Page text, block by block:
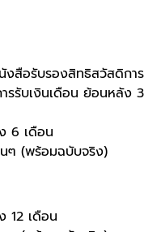
สือรับรองสิทธิสวัสดิการ
รรับเงินเดือน ย้อนหลัง 3
6 เดือน
ๆ (พร้อมฉบับจริง)
12 เดือน